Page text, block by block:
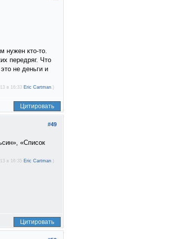
нужен кто-то.
передряг. Что
не деньги и
в 16:33 Eric Cartman.)
Цитировать
#49
«Список
в 16:35 Eric Cartman.)
Цитировать